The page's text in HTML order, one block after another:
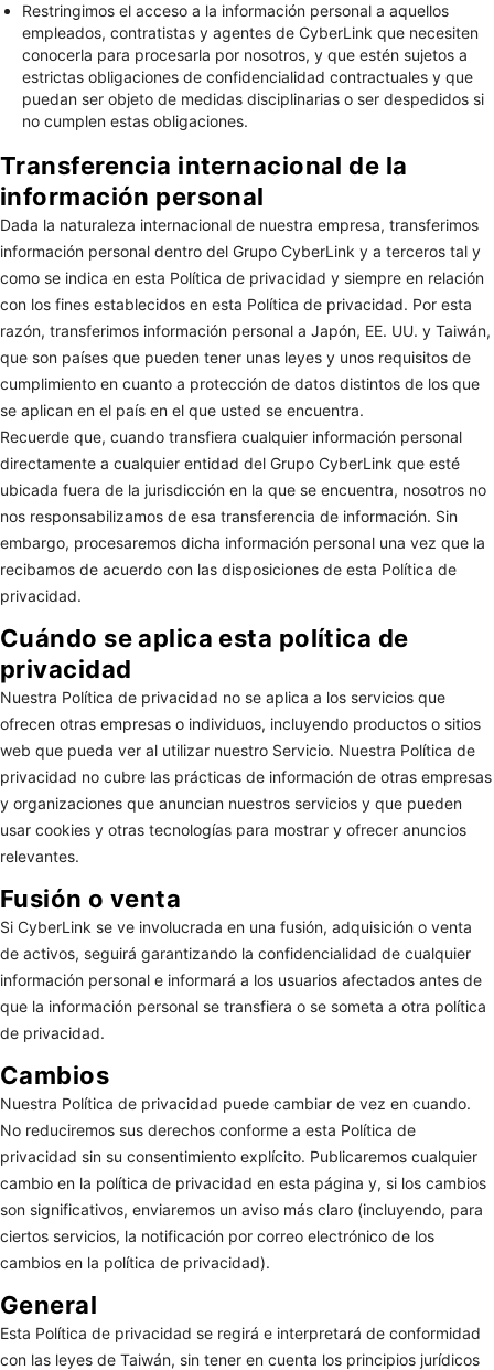
Restringimos el acceso a la información personal a aquellos
empleados, contratistas y agentes de CyberLink que necesiten
conocerla para procesarla por nosotros, y que estén sujetos a
estrictas obligaciones de confidencialidad contractuales y que
puedan ser objeto de medidas disciplinarias o ser despedidos si
no cumplen estas obligaciones.
Transferencia internacional de la
información personal
Dada la naturaleza internacional de nuestra empresa, transferimos
información personal dentro del Grupo CyberLink y a terceros tal y
como se indica en esta Política de privacidad y siempre en relación
con los fines establecidos en esta Política de privacidad. Por esta
razón, transferimos información personal a Japón, EE. UU. y Taiwán,
que son países que pueden tener unas leyes y unos requisitos de
cumplimiento en cuanto a protección de datos distintos de los que
se aplican en el país en el que usted se encuentra.
Recuerde que, cuando transfiera cualquier información personal
directamente a cualquier entidad del Grupo CyberLink que esté
ubicada fuera de la jurisdicción en la que se encuentra, nosotros no
nos responsabilizamos de esa transferencia de información. Sin
embargo, procesaremos dicha información personal una vez que la
recibamos de acuerdo con las disposiciones de esta Política de
privacidad.
Cuándo se aplica esta política de
privacidad
Nuestra Política de privacidad no se aplica a los servicios que
ofrecen otras empresas o individuos, incluyendo productos o sitios
web que pueda ver al utilizar nuestro Servicio. Nuestra Política de
privacidad no cubre las prácticas de información de otras empresas
y organizaciones que anuncian nuestros servicios y que pueden
usar cookies y otras tecnologías para mostrar y ofrecer anuncios
relevantes.
Fusión o venta
Si CyberLink se ve involucrada en una fusión, adquisición o venta
de activos, seguirá garantizando la confidencialidad de cualquier
información personal e informará a los usuarios afectados antes de
que la información personal se transfiera o se someta a otra política
de privacidad.
Cambios
Nuestra Política de privacidad puede cambiar de vez en cuando.
No reduciremos sus derechos conforme a esta Política de
privacidad sin su consentimiento explícito. Publicaremos cualquier
cambio en la política de privacidad en esta página y, si los cambios
son significativos, enviaremos un aviso más claro (incluyendo, para
ciertos servicios, la notificación por correo electrónico de los
cambios en la política de privacidad).
General
Esta Política de privacidad se regirá e interpretará de conformidad
con las leyes de Taiwán, sin tener en cuenta los principios jurídicos